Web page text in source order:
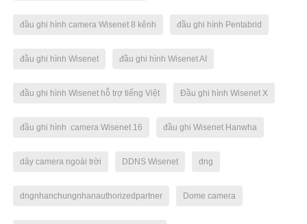
đầu ghi hình camera Wisenet 8 kênh đầu ghi hình Pentabrid
đầu ghi hình Wisenet đầu ghi hình Wisenet AI
đầu ghi hình Wisenet hỗ trợ tiếng Việt Đầu ghi hình Wisenet X
đầu ghi hình camera Wisenet 16 đầu ghi Wisenet Hanwha
dây camera ngoài trời DDNS Wisenet dng
dngnhanchungnhanauthorizedpartner Dome camera